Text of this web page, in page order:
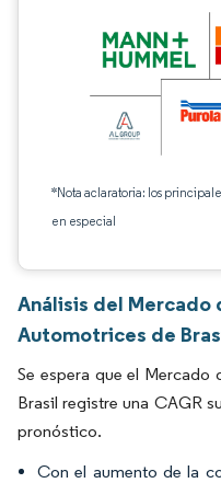
*Nota aclaratoria: los
en especial
Análisis del Mercado
Automotrices de
Se espera que el
Brasil registre una CAGR
pronóstico.
Con el aumento de la